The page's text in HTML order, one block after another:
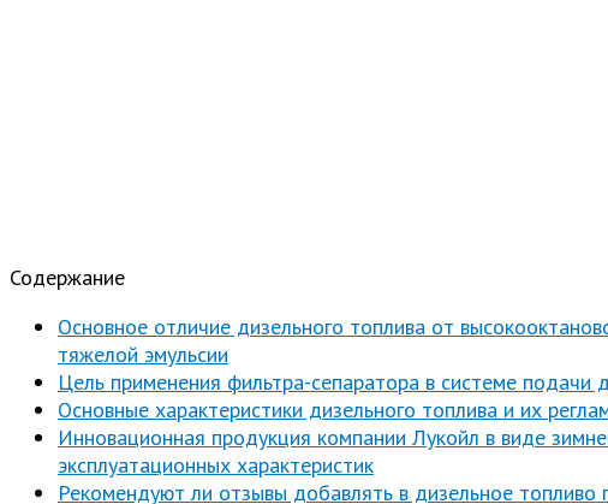
Содержание
Основное отличие дизельного топлива от
тяжелой эмульсии
Цель применения фильтра-сепаратора в системе подачи
Основные характеристики дизельного топлива и их
Инновационная продукция компании Лукойл в виде
эксплуатационных характеристик
Рекомендуют ли отзывы добавлять в дизельное топливо